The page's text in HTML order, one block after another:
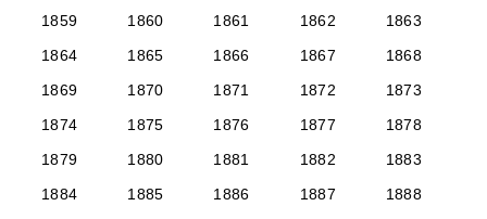
1859
1860 1861 1862
1863
1864
1865 1866 1867
1868
1869
1870 1871 1872
1873
1874
1875 1876 1877
1878
1879
1880 1881 1882
1883
1884
1885 1886 1887
1888